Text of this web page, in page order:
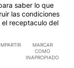
saber lo que
las condiciones
receptaculo del
MARCAR
COMO
INAPROPIADO